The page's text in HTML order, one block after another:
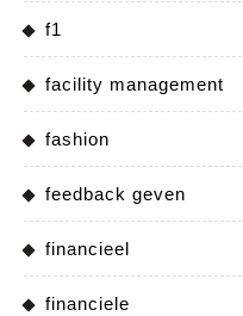
f1
facility management
fashion
feedback geven
financieel
financiele